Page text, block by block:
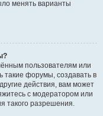
менять варианты
пользователям или
такие форумы, создавать в
действия, вам может
с модератором или
такого разрешения.